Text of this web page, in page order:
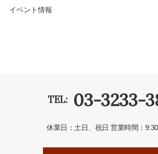
イベント情報
TEL: 03-3233-
休業日：土日、祝日営業時間：